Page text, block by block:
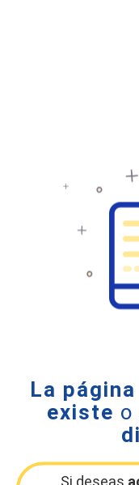
La página
existe o
Si deseas